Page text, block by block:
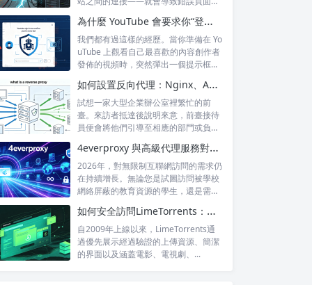
為什麼 YouTube 會要求你“登錄以確認你不是機器人”？
我們都有過這樣的經歷。當你準備在 Yo
uTube 上觀看自己最喜歡的內容創作者
發佈的視頻時，突然彈出一個提示框...
如何設置反向代理：Nginx、Apache 和 HAProxy 詳解
試想一家大型企業辦公室裡繁忙的前
臺。來訪者抵達後說明來意，前臺接待
員便會將他們引導至相應的部門或負責
4everproxy 與高級代理服務對比：速度、隱私和可靠性的比較
2026年，對無限制互聯網訪問的需求仍
在持續增長。無論您是試圖訪問被學校
網絡屏蔽的教育資源的學生，還是需要
如何安全訪問LimeTorrents：使用家庭代理繞過封鎖
自2009年上線以來，LimeTorrents通
過優先展示經過驗證的上傳資源、簡潔
的界面以及涵蓋電影、電視劇、...